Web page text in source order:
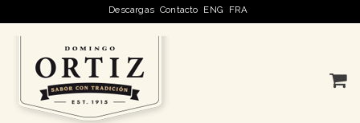
Descargas Contacto ENG FRA